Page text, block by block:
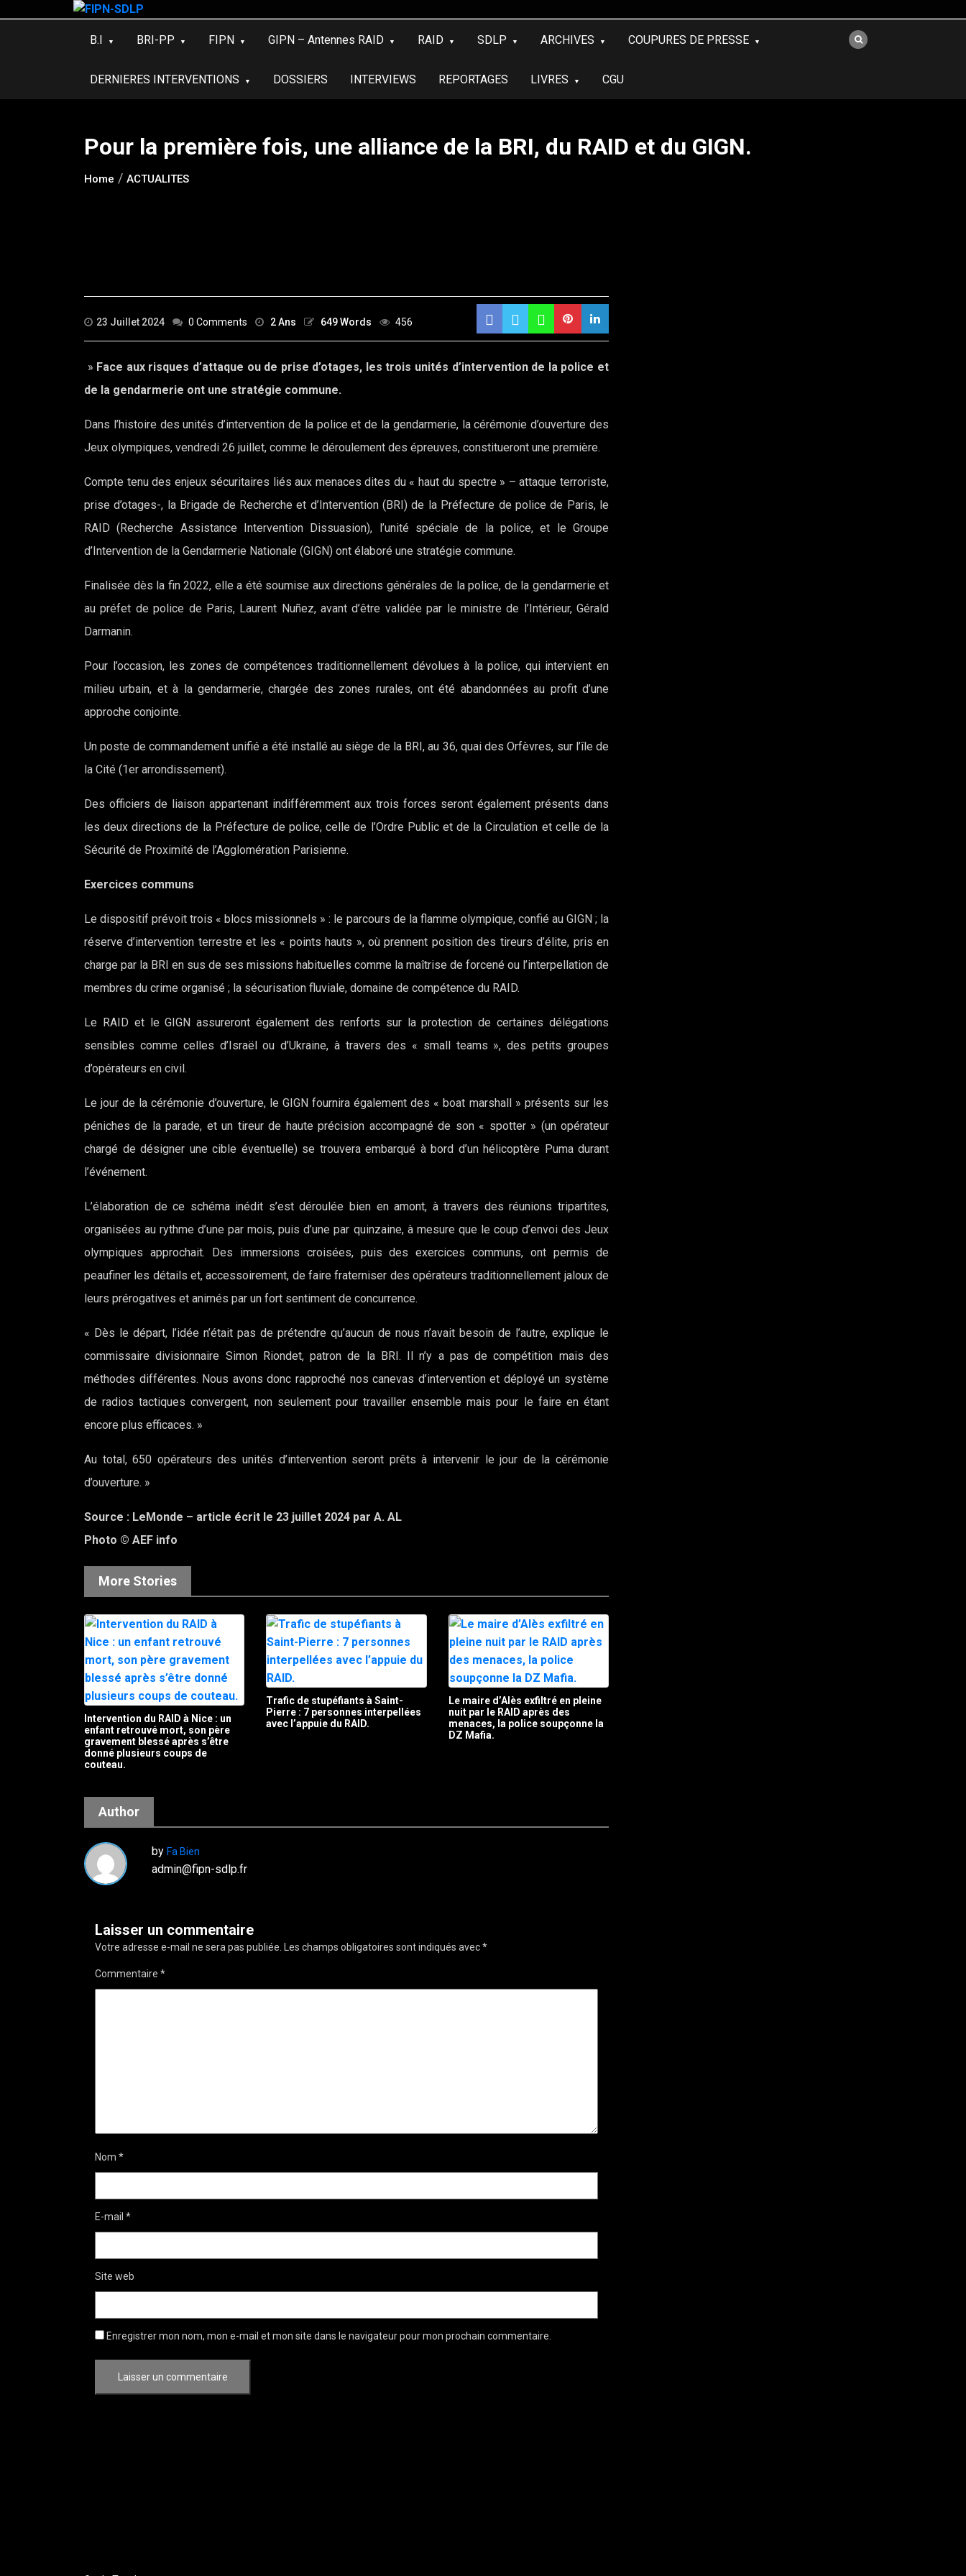
B.I BRI-PP FIPN GIPN – Antennes RAID RAID SDLP ARCHIVES COUPURES DE PRESSE
DERNIERES INTERVENTIONS DOSSIERS INTERVIEWS REPORTAGES LIVRES CGU
Pour la première fois, une alliance de la BRI, du RAID et du GIGN.
Home ACTUALITES
23 Juillet 2024 0 Comments 2 Ans 649 Words 456
» Face aux risques d’attaque ou de prise d’otages, les trois unités d’intervention de la police et
de la gendarmerie ont une stratégie commune.
Dans l’histoire des unités d’intervention de la police et de la gendarmerie, la cérémonie d’ouverture des
Jeux olympiques, vendredi 26 juillet, comme le déroulement des épreuves, constitueront une première.
Compte tenu des enjeux sécuritaires liés aux menaces dites du « haut du spectre » – attaque terroriste,
prise d’otages-, la Brigade de Recherche et d’Intervention (BRI) de la Préfecture de police de Paris, le
RAID (Recherche Assistance Intervention Dissuasion), l’unité spéciale de la police, et le Groupe
d’Intervention de la Gendarmerie Nationale (GIGN) ont élaboré une stratégie commune.
Finalisée dès la fin 2022, elle a été soumise aux directions générales de la police, de la gendarmerie et
au préfet de police de Paris, Laurent Nuñez, avant d’être validée par le ministre de l’Intérieur, Gérald
Darmanin.
Pour l’occasion, les zones de compétences traditionnellement dévolues à la police, qui intervient en
milieu urbain, et à la gendarmerie, chargée des zones rurales, ont été abandonnées au profit d’une
approche conjointe.
Un poste de commandement unifié a été installé au siège de la BRI, au 36, quai des Orfèvres, sur l’île de
la Cité (1er arrondissement).
Des officiers de liaison appartenant indifféremment aux trois forces seront également présents dans
les deux directions de la Préfecture de police, celle de l’Ordre Public et de la Circulation et celle de la
Sécurité de Proximité de l’Agglomération Parisienne.
Exercices communs
Le dispositif prévoit trois « blocs missionnels » : le parcours de la flamme olympique, confié au GIGN ; la
réserve d’intervention terrestre et les « points hauts », où prennent position des tireurs d’élite, pris en
charge par la BRI en sus de ses missions habituelles comme la maîtrise de forcené ou l’interpellation de
membres du crime organisé ; la sécurisation fluviale, domaine de compétence du RAID.
Le RAID et le GIGN assureront également des renforts sur la protection de certaines délégations
sensibles comme celles d’Israël ou d’Ukraine, à travers des « small teams », des petits groupes
d’opérateurs en civil.
Le jour de la cérémonie d’ouverture, le GIGN fournira également des « boat marshall » présents sur les
péniches de la parade, et un tireur de haute précision accompagné de son « spotter » (un opérateur
chargé de désigner une cible éventuelle) se trouvera embarqué à bord d’un hélicoptère Puma durant
l’événement.
L’élaboration de ce schéma inédit s’est déroulée bien en amont, à travers des réunions tripartites,
organisées au rythme d’une par mois, puis d’une par quinzaine, à mesure que le coup d’envoi des Jeux
olympiques approchait. Des immersions croisées, puis des exercices communs, ont permis de
peaufiner les détails et, accessoirement, de faire fraterniser des opérateurs traditionnellement jaloux de
leurs prérogatives et animés par un fort sentiment de concurrence.
« Dès le départ, l’idée n’était pas de prétendre qu’aucun de nous n’avait besoin de l’autre, explique le
commissaire divisionnaire Simon Riondet, patron de la BRI. Il n’y a pas de compétition mais des
méthodes différentes. Nous avons donc rapproché nos canevas d’intervention et déployé un système
de radios tactiques convergent, non seulement pour travailler ensemble mais pour le faire en étant
encore plus efficaces. »
Au total, 650 opérateurs des unités d’intervention seront prêts à intervenir le jour de la cérémonie
d’ouverture. »
Source : LeMonde – article écrit le 23 juillet 2024 par A. AL
Photo © AEF info
More Stories
Intervention du RAID à Nice : un
enfant retrouvé mort, son père
gravement blessé après s’être
donné plusieurs coups de
couteau.
Trafic de stupéfiants à Saint-
Pierre : 7 personnes interpellées
avec l’appuie du RAID.
Le maire d’Alès exfiltré en pleine
nuit par le RAID après des
menaces, la police soupçonne la
DZ Mafia.
Author
by Fa Bien
admin@fipn-sdlp.fr
Laisser un commentaire
Votre adresse e-mail ne sera pas publiée. Les champs obligatoires sont indiqués avec*
Commentaire *
Nom *
E-mail *
Site web
Enregistrer mon nom, mon e-mail et mon site dans le navigateur pour mon prochain commentaire.